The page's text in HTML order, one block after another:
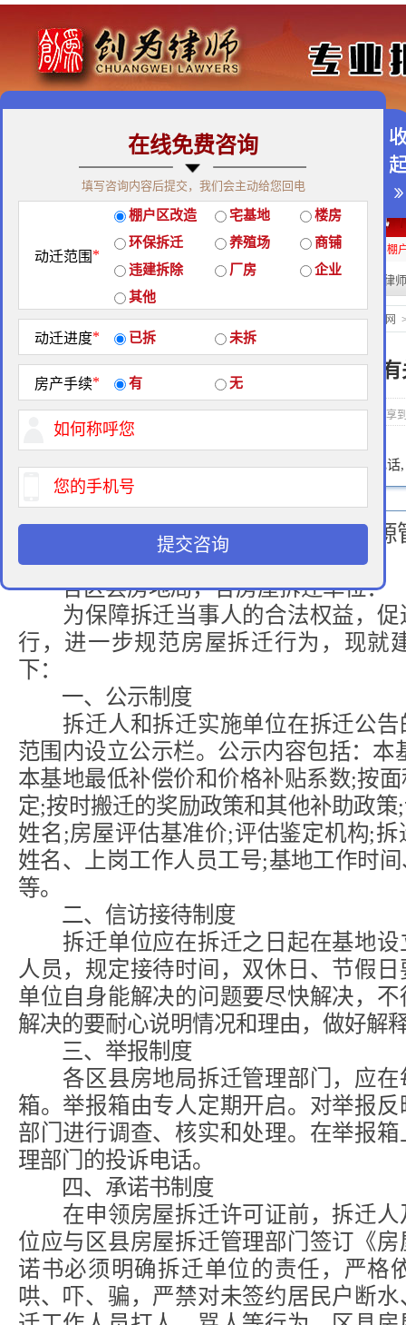
免费咨询热线：400-900-9881
经典案例 | 律师团队 拆迁维权 | 征地维权
房屋拆迁补偿 企业拆迁补偿 厂房拆迁补偿 征地补偿 违章拆迁补偿 棚
热门搜索: 拆迁律师
地区政策 当前位置： 北京创为律师事务所官网
上海关于建立房屋拆迁工作
次 分享
免费法律咨询热线:400-900-9881 请输入您的电话
上海市房屋土地资源
沪房地资拆[2003]29号
各区县房地局，各房屋拆迁单位：
为保障拆迁当事人的合法权益，促
行，进一步规范房屋拆迁行为，现就
下：
一、公示制度
拆迁人和拆迁实施单位在拆迁公告
范围内设立公示栏。公示内容包括：本
本基地最低补偿价和价格补贴系数;按
定;按时搬迁的奖励政策和其他补助政
姓名;房屋评估基准价;评估鉴定机构;
姓名、上岗工作人员工号;基地工作时
等。
二、信访接待制度
拆迁单位应在拆迁之日起在基地设
人员，规定接待时间，双休日、节假
单位自身能解决的问题要尽快解决，
解决的要耐心说明情况和理由，做好解
三、举报制度
各区县房地局拆迁管理部门，应在
箱。举报箱由专人定期开启。对举报
部门进行调查、核实和处理。在举报
理部门的投诉电话。
四、承诺书制度
在申领房屋拆迁许可证前，拆迁人
位应与区县房屋拆迁管理部门签订《
诺书必须明确拆迁单位的责任，严格
哄、吓、骗，严禁对未签约居民户断
在线免费咨询
填写咨询内容后提交，我们会主动给您回电
动迁范围 *
棚户区改造 宅基地
楼房
环保拆迁
养殖场
商铺
违建拆除
厂房
企业
其他
动迁进度* 已拆 未拆
房产手续* 有 无
提交咨询